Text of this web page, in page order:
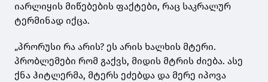
იარლიყის მიწებების ფაქტები, რაც საკრალურ
ტერმინად იქცა.
„პრორუსი რა არის? ეს არის ხალხის მტერი.
პრობლემები რომ გაქვს, მიდის მტრის ძიება. ასე
ქნა ჰიტლერმა, მტერს ეძებდა და მერე იპოვა